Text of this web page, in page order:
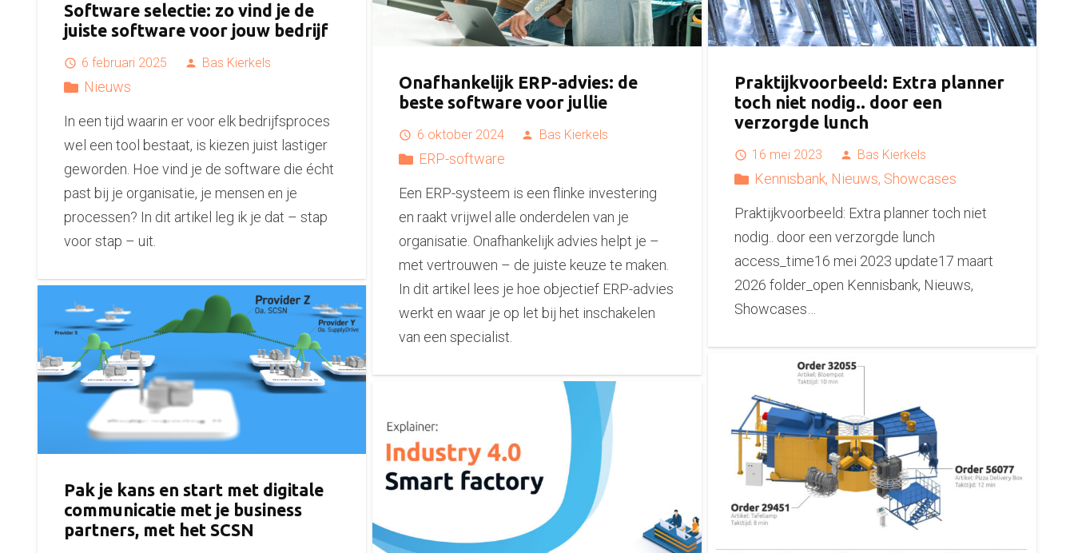
Software selectie: zo vind je de
juiste software voor jouw bedrijf
access_time 6 februari 2025 person Bas Kierkels
Nieuws
In een tijd waarin er voor elk bedrijfsproces
wel een tool bestaat, is kiezen juist lastiger
geworden. Hoe vind je de software die écht
past bij je organisatie, je mensen en je
processen? In dit artikel leg ik je dat – stap
voor stap – uit.
Onafhankelijk ERP-advies: de
beste software voor jullie
access_time 6 oktober 2024 person Bas Kierkels
ERP-software
Een ERP-systeem is een flinke investering
en raakt vrijwel alle onderdelen van je
organisatie. Onafhankelijk advies helpt je –
met vertrouwen – de juiste keuze te maken.
In dit artikel lees je hoe objectief ERP-advies
werkt en waar je op let bij het inschakelen
van een specialist.
Praktijkvoorbeeld: Extra planner
toch niet nodig.. door een
verzorgde lunch
access_time 16 mei 2023 person Bas Kierkels
Kennisbank, Nieuws, Showcases
Praktijkvoorbeeld: Extra planner toch niet
nodig.. door een verzorgde lunch
access_time16 mei 2023 update17 maart
2026 folder_open Kennisbank, Nieuws,
Showcases…
Pak je kans en start met digitale
communicatie met je business
partners, met het SCSN